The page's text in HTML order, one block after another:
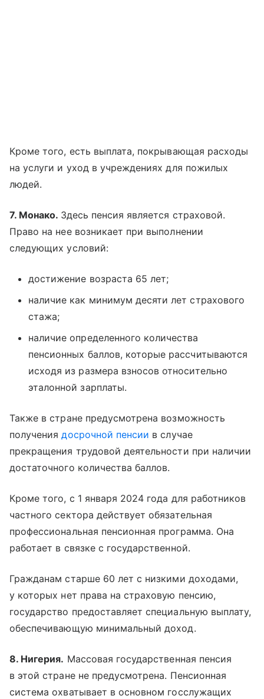
Кроме того, есть выплата, покрывающая расходы
на услуги и уход в учреждениях для пожилых
людей.
7. Монако. Здесь пенсия является страховой.
Право на нее возникает при выполнении
следующих условий:
достижение возраста 65 лет;
наличие как минимум десяти лет страхового
стажа;
наличие определенного количества
пенсионных баллов, которые рассчитываются
исходя из размера взносов относительно
эталонной зарплаты.
Также в стране предусмотрена возможность
получениядосрочной пенсии в случае
прекращения трудовой деятельности при наличии
достаточного количества баллов.
Кроме того, с 1 января 2024 года для работников
частного сектора действует обязательная
профессиональная пенсионная программа. Она
работает в связке с государственной.
Гражданам старше 60 лет с низкими доходами,
у которых нет права на страховую пенсию,
государство предоставляет специальную выплату,
обеспечивающую минимальный доход.
8. Нигерия. Массовая государственная пенсия
в этой стране не предусмотрена. Пенсионная
система охватывает в основном госслужащих